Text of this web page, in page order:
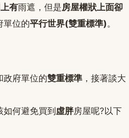
有雨遮，但是房屋權狀上面卻
單位的平行世界(雙重標準)。
政府單位的雙重標準 ，接著談大
如何避免買到虛胖房屋呢?以下